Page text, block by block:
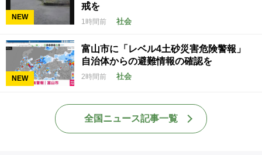
NEW
戒を
1時間前 社会
NEW
富山市に「レベル4土砂災害危険警報」
自治体からの避難情報の確認を
2時間前 社会
全国ニュース記事一覧